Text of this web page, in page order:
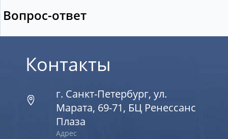
Вопрос-ответ
Контакты
г. Санкт-Петербург, ул.
Марата, 69-71, БЦ Ренессанс
Плаза
Адрес